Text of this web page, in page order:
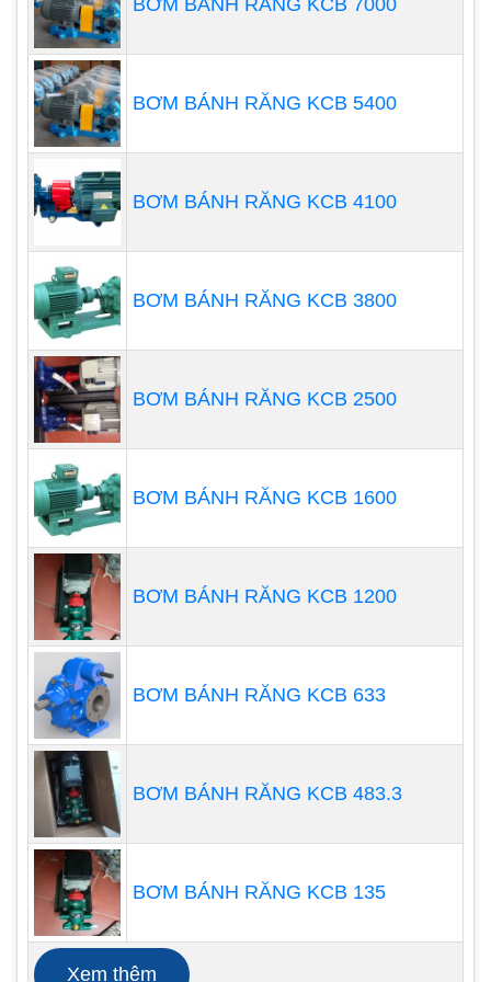
Bơm trục vít thường được sử dụng để vận chuyển
chất lỏng có độ nhớt cao, bởi vì cơ chế trục vít của
chúng cho phép chất lỏng chuyển động một cách
mạnh mẽ và hiệu quả, ngay cả khi chất lỏng có độ
nhớt cao.
Áp suất và lưu lượng ổn định: Bơm trục vít thường
có khả năng tạo ra áp suất và lưu lượng ổn định ở
các mức độ cao, giúp đảm bảo hiệu suất vận hành
ổn định trong nhiều ứng dụng khác nhau.
Hoạt động êm và ít rung động:So với một số loại
bơm khác, bơm trục vít thường hoạt động êm và ít
gây rung động. Điều này làm cho chúng phù hợp
cho các ứng dụng yêu cầu môi trường làm việc
yên tĩnh hoặc cần giảm tiếng ồn.
Khả năng vận chuyển chất lỏng chứa các hạt rắn
nhỏ:Với cấu trúc trục vít, bơm trục vít có thể xử lý
BƠM BÁNH RĂNG KCB 7000
BƠM BÁNH RĂNG KCB 5400
BƠM BÁNH RĂNG KCB 4100
BƠM BÁNH RĂNG KCB 3800
BƠM BÁNH RĂNG KCB 2500
BƠM BÁNH RĂNG KCB 1600
BƠM BÁNH RĂNG KCB 1200
BƠM BÁNH RĂNG KCB 633
BƠM BÁNH RĂNG KCB 483.3
BƠM BÁNH RĂNG KCB 135
Xem thêm